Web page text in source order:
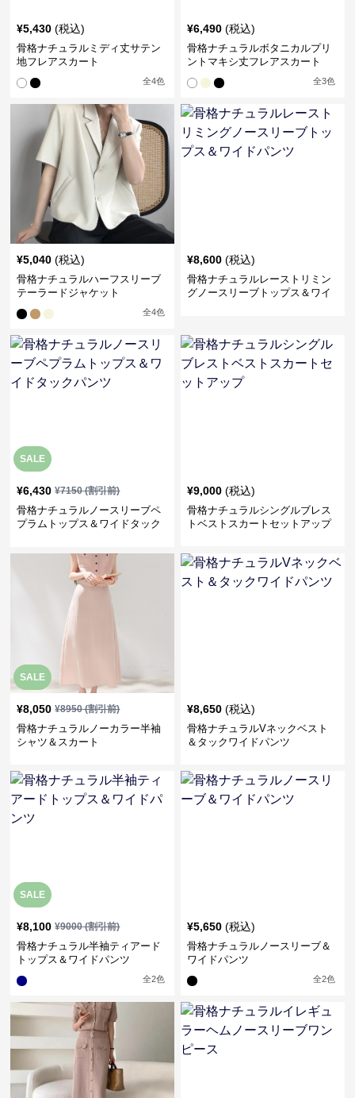
¥5,430 (税込)
骨格ナチュラルミディ丈サテン
地フレアスカート
全4色
¥6,490 (税込)
骨格ナチュラルボタニカルプリ
ントマキシ丈フレアスカート
全3色
¥5,040 (税込)
骨格ナチュラルハーフスリーブ
テーラードジャケット
全4色
¥8,600 (税込)
骨格ナチュラルレーストリミン
グノースリーブトップス＆ワイ
SALE
¥6,430 ¥7150(割引前)
骨格ナチュラルノースリーブペ
プラムトップス＆ワイドタック
¥9,000 (税込)
骨格ナチュラルシングルブレス
トベストスカートセットアップ
SALE
¥8,050 ¥8950(割引前)
骨格ナチュラルノーカラー半袖
シャツ＆スカート
¥8,650 (税込)
骨格ナチュラルVネックベスト
＆タックワイドパンツ
SALE
¥8,100 ¥9000(割引前)
骨格ナチュラル半袖ティアード
トップス＆ワイドパンツ
全2色
¥5,650 (税込)
骨格ナチュラルノースリーブ＆
ワイドパンツ
全2色